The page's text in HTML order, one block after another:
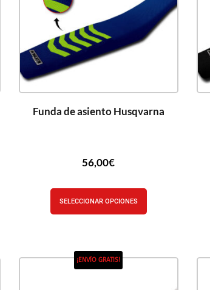
Funda de asiento Husqvarna
56,00€
SELECCIONAR OPCIONES
¡ENVÍO GRATIS!